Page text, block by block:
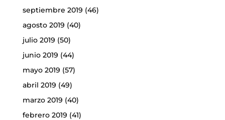
septiembre 2019 (46)
agosto 2019 (40)
julio 2019 (50)
junio 2019 (44)
mayo 2019 (57)
abril 2019 (49)
marzo 2019 (40)
febrero 2019 (41)